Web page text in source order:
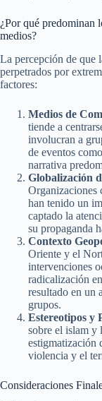
¿Por qué predominan
medios?
La percepción de que
perpetrados por
factores:
Medios de
tiende a
involucran a
de eventos
narrativa
Globalización
Organizaciones
han tenido un
captado la
su propaganda
Contexto
Oriente y el
intervenciones
radicalización
resultado en un
grupos.
Estereotipos y
sobre el islam y
estigmatización
violencia y el
Consideraciones